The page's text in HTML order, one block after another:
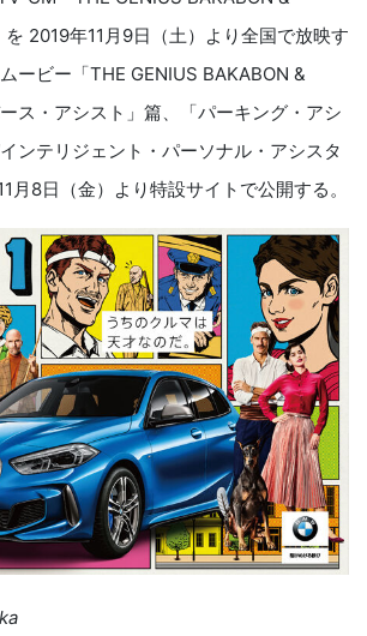
2019年11月9日（土）より全国で放映す
ービー「THE GENIUS BAKABON &
ス・アシスト」篇、「パーキング・アシ
ンテリジェント・パーソナル・アシスタ
月8日（金）より特設サイトで公開する。